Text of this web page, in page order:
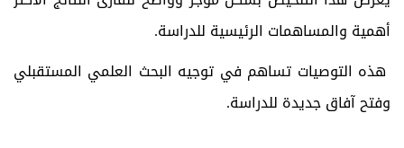
أهمية والمساهمات الرئيسية للدراسة.
هذه التوصيات تساهم في توجيه البحث العلمي المستقبلي
وفتح آفاق جديدة للدراسة.